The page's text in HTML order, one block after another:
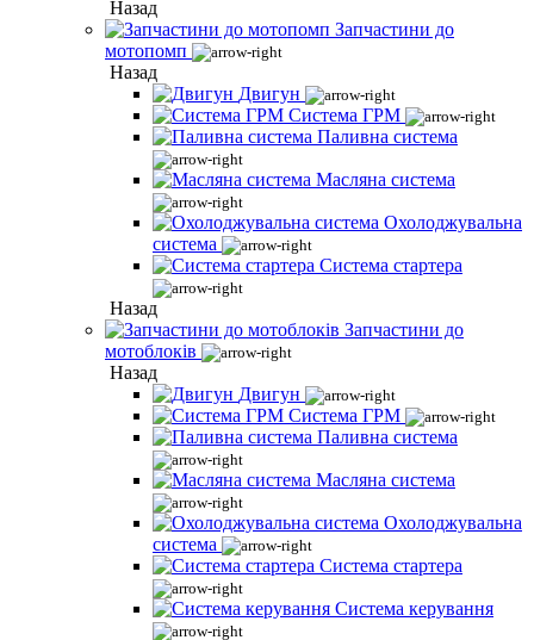
Назад
Запчастини до
мотопомп
Назад
Двигун
Система ГРМ
Паливна система
Масляна система
Охолоджувальна
система
Система стартера
Назад
Запчастини до
мотоблоків
Назад
Двигун
Система ГРМ
Паливна система
Масляна система
Охолоджувальна
система
Система стартера
Система керування